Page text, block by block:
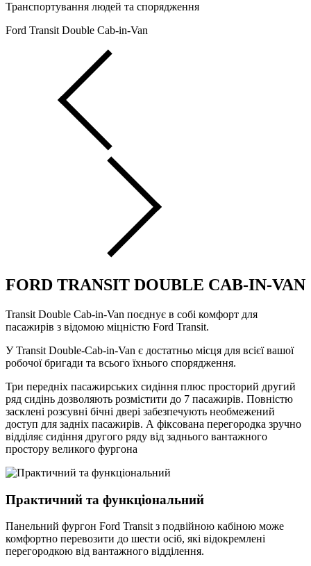
Транспортування людей та спорядження
Ford Transit Double Cab-in-Van
FORD TRANSIT DOUBLE CAB-IN-VAN
Transit Double Cab-in-Van поєднує в собі комфорт для
пасажирів з відомою міцністю Ford Transit.
У Transit Double-Cab-in-Van є достатньо місця для всієї вашої
робочої бригади та всього їхнього спорядження.
Три передніх пасажирських сидіння плюс просторий другий
ряд сидінь дозволяють розмістити до 7 пасажирів. Повністю
засклені розсувні бічні двері забезпечують необмежений
доступ для задніх пасажирів. А фіксована перегородка зручно
відділяє сидіння другого ряду від заднього вантажного
простору великого фургона
Практичний та функціональний
Панельний фургон Ford Transit з подвійною кабіною може
комфортно перевозити до шести осіб, які відокремлені
перегородкою від вантажного відділення.